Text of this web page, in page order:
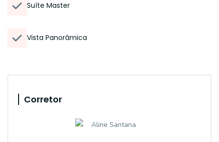
Suíte Master
Vista Panorâmica
Corretor